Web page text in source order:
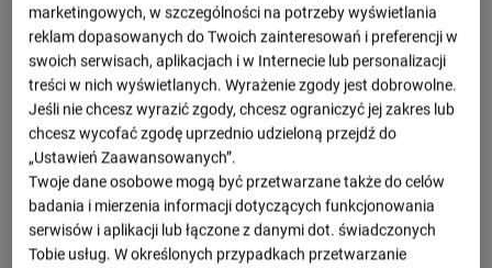
Zobacz więcej
Nadchodzące mecze
Slaven
09.08, 16:30
NK Varaždin
NK Varaždin - : -
16.08, 16:30
Rijeka
marketingowych, w szczególności na potrzeby wyświetlania
reklam dopasowanych do Twoich zainteresowań i preferencji w
swoich serwisach, aplikacjach i w Internecie lub personalizacji
treści w nich wyświetlanych. Wyrażenie zgody jest dobrowolne.
Jeśli nie chcesz wyrazić zgody, chcesz ograniczyć jej zakres lub
chcesz wycofać zgodę uprzednio udzieloną przejdź do
„Ustawień Zaawansowanych”.
Twoje dane osobowe mogą być przetwarzane także do celów
badania i mierzenia informacji dotyczących funkcjonowania
serwisów i aplikacji lub łączone z danymi dot. świadczonych
Tobie usług. W określonych przypadkach przetwarzanie